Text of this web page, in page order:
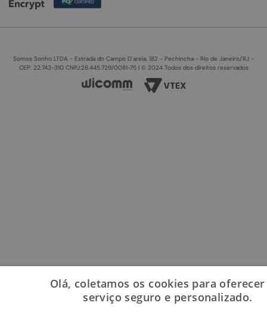
Somos Sonho LTDA - Estrada do Campo D'areia, 182 - Pechincha - Rio de Janeiro/RJ -
CEP: 22.743-310 CNPJ:28.445.729/0081-75 | © 2024 Todos dos direitos reservados
Olá, coletamos os cookies para
serviço seguro e personalizado.